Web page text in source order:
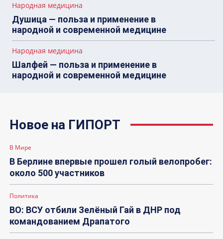
Народная медицина
Душица — польза и применение в
народной и современной медицине
Народная медицина
Шалфей — польза и применение в
народной и современной медицине
Новое на ГИПОРТ
В Мире
В Берлине впервые прошел голый велопробег:
около 500 участников
Политика
ВО: ВСУ отбили Зелёный Гай в ДНР под
командованием Драпатого